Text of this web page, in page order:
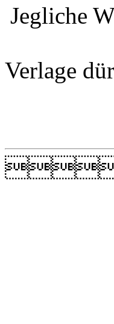
Jegliche
Verlage